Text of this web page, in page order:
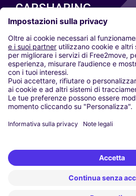
CARSHARING
LE NOSTRE CITTÀ
Paris
Madrid
Washington DC
Milano
Roma
Torino
Vienna
Berlino
Düsseldorf